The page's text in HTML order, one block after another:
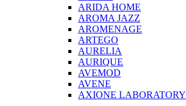
ARIDA HOME
AROMA JAZZ
AROMENAGE
ARTEGO
AURELIA
AURIQUE
AVEMOD
AVENE
AXIONE LABORATORY